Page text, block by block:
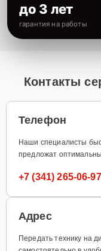
до 3 лет
гарантия на работы
Контакты
Телефон
Наши специалисты
предложат
+7 (341) 265-06-97
Адрес
Передать технику на